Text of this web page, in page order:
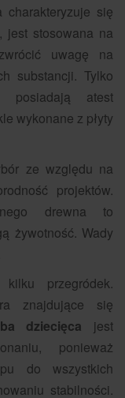
charakteryzuje się
jest stosowana na
uwagę na
substancji. Tylko
posiadają atest
wykonane z płyty
ze względu na
projektów.
drewna to
żywotność. Wady
przegródek.
znajdujące się
dziecięca jest
ponieważ
do wszystkich
stabilności.